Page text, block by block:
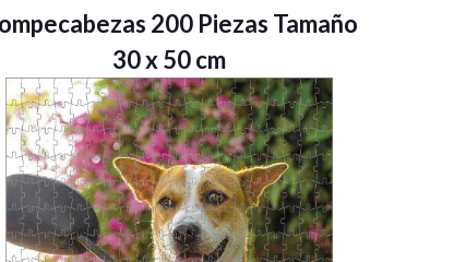
200 Piezas Tamaño
30 x 50 cm